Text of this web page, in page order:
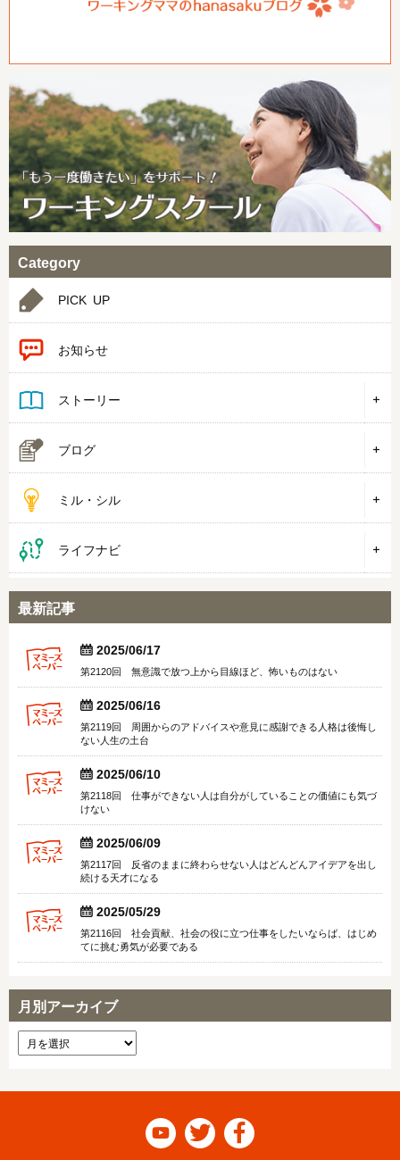
Category
PICK UP
お知らせ
ストーリー
ブログ
ミル・シル
ライフナビ
最新記事
  2025/06/17
第2120回 無意識で放つ上から目線ほど、怖いものはない
  2025/06/16
第2119回 周囲からのアドバイスや意見に感謝できる人格は後悔し
ない人生の土台
  2025/06/10
第2118回 仕事ができない人は自分がしていることの価値にも気づ
けない
  2025/06/09
第2117回 反省のままに終わらせない人はどんどんアイデアを出し
続ける天才になる
  2025/05/29
第2116回 社会貢献、社会の役に立つ仕事をしたいならば、はじめ
てに挑む勇気が必要である
月別アーカイブ
  